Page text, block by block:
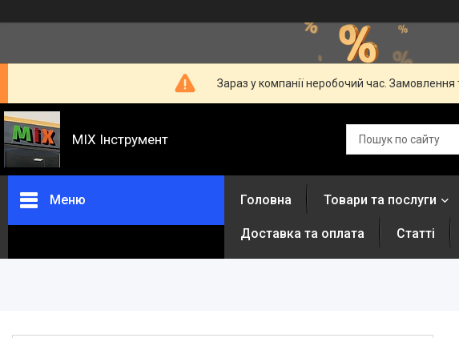
Зараз у компанії неробочий час.
MIX Інструмент
Меню Головна Товари та послуги
Доставка та оплата Статті